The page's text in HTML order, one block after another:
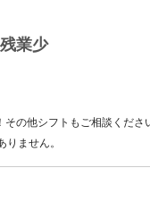
業少
の他シフトもご相談くださ
りません。